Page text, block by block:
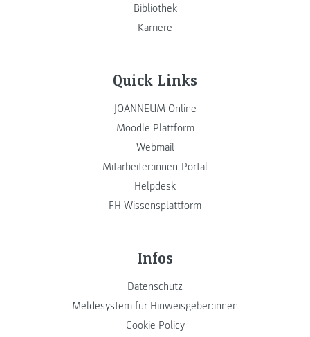
Bibliothek
Karriere
Quick Links
JOANNEUM Online
Moodle Plattform
Webmail
Mitarbeiter:innen-Portal
Helpdesk
FH Wissensplattform
Infos
Datenschutz
Meldesystem für Hinweisgeber:innen
Cookie Policy